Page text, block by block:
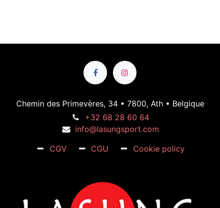
Chemin des Primevères, 34 • 7800, Ath • Belgique
+32 68 28 60 64
info@lasungsport.com
CGV
CGU Cookie policy